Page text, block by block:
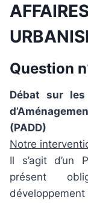
Question
Débat sur
(PADD)
Notre
Il s’agit d’un
présent